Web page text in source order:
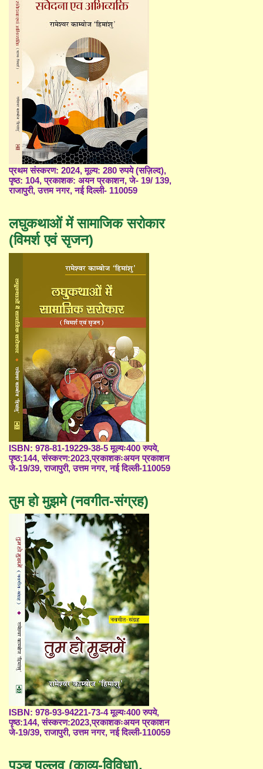
प्रथम संस्करण: 2024, मूल्य: 280 रुपये (सज़िल्द),
पृष्ठ: 104, प्रकाशक: अयन प्रकाशन, जे- 19/ 139,
राजापुरी, उत्तम नगर, नई दिल्ली- 110059
लघुकथाओं में सामाजिक सरोकार
(विमर्श एवं सृजन)
ISBN: 978-81-19229-38-5 मूल्यः400 रुपये,
पृष्ठ:144, संस्करण:2023,प्रकाशकःअयन प्रकाशन
जे-19/39, राजापुरी, उत्तम नगर, नई दिल्ली-110059
तुम हो मुझमे (नवगीत-संग्रह)
ISBN: 978-93-94221-73-4 मूल्यः400 रुपये,
पृष्ठ:144, संस्करण:2023,प्रकाशकःअयन प्रकाशन
जे-19/39, राजापुरी, उत्तम नगर, नई दिल्ली-110059
पञ्च पल्लव (काव्य-विविधा),